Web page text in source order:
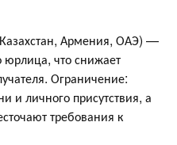
Армения, ОАЭ) —
юрлица, что снижает
Ограничение:
и личного присутствия, а
требования к